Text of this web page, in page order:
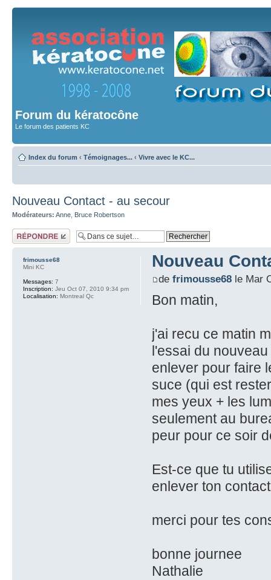
Forum du kératocône
Le forum des patients KC
Index du forum ‹ Témoignages... ‹ Vivre avec le KC...
Nouveau Contact - au secour
Modérateurs: Anne Bruce Robertson
Répondre
Nouveau
de frimousse68le Mar
Bon matin,
j'ai recu ce matin
l'essai du
enlever pour faire
suce (qui est
mes yeux + les
seulement au
peur pour ce soir
Est-ce que tu
enlever ton
merci pour tes
bonne journee
Nathalie
frimousse68
Mini KC
Messages: 7
Inscription: Jeu Oct 07, 2010 9:34 pm
Localisation: Montreal Qc